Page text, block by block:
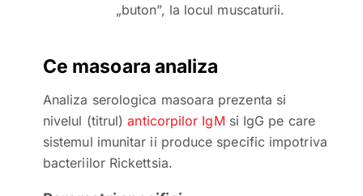
„buton”, la locul muscaturii.
Ce masoara analiza
Analiza serologica masoara prezenta si
nivelul (titrul)anticorpilor IgM si IgG pe care
sistemul imunitar ii produce specific impotriva
bacteriilor Rickettsia.